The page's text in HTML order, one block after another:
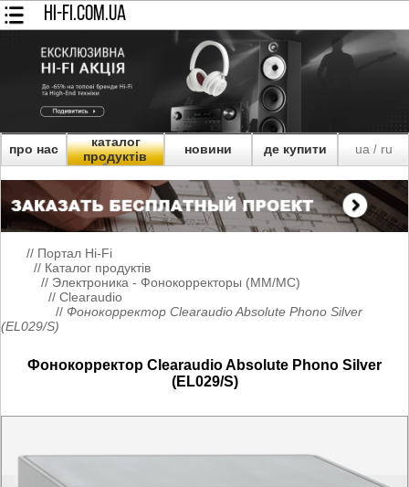
HI-FI.COM.UA
про нас
каталог
продуктів
новини де купити ua/ ru
// Портал Hi-Fi
// Каталог продуктів
// Электроника - Фонокорректоры (MM/MC)
// Clearaudio
// Фонокорректор Clearaudio Absolute Phono Silver
(EL029/S)
Фонокорректор Clearaudio Absolute Phono Silver
(EL029/S)